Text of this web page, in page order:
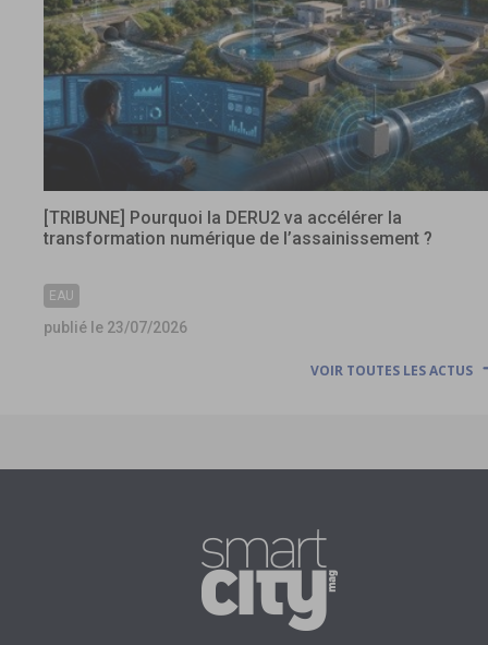
[TRIBUNE] Pourquoi la DERU2 va accélérer la
transformation numérique de l’assainissement ?
EAU
publié le 23/07/2026
VOIR TOUTES LES ACTUS